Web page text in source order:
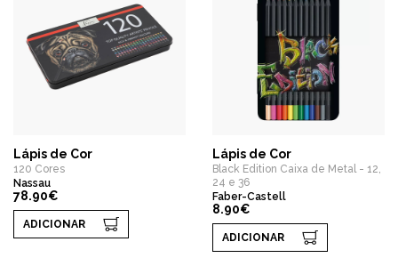
Lápis de Cor
120 Cores
Nassau
78.90€
ADICIONAR
Lápis de Cor
Black Edition Caixa de Metal - 12,
24 e 36
Faber-Castell
8.90€
ADICIONAR